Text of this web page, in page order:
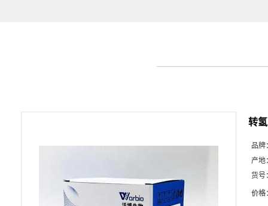
转
品牌
产地
货号
价格